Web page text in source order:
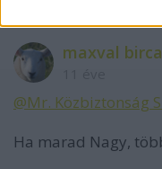
maxval
@Mr. Közbiztonság
Ha marad Nagy,